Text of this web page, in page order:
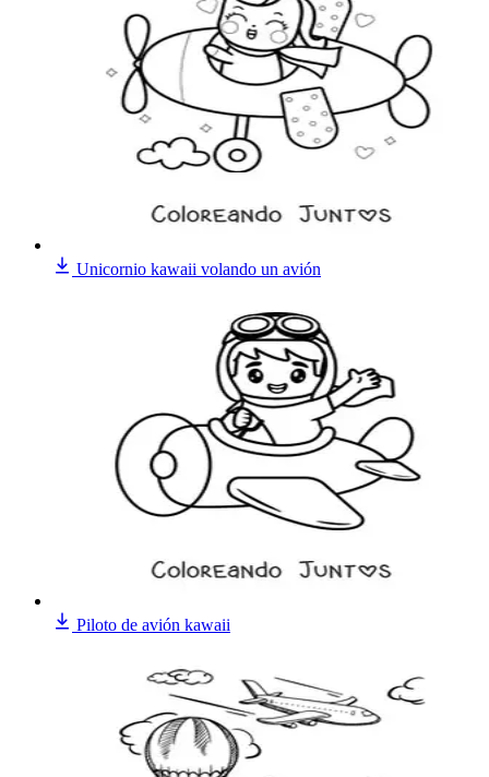
Unicornio kawaii volando un avión
Piloto de avión kawaii